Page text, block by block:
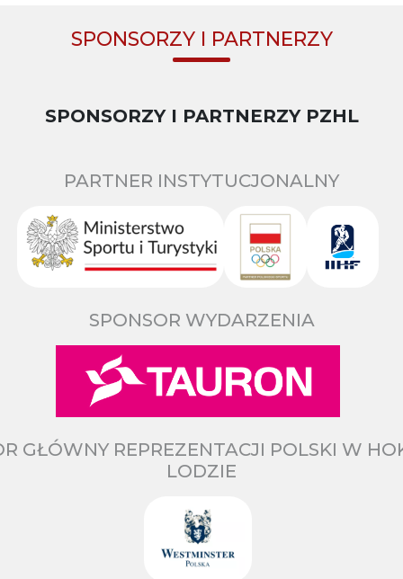
SPONSORZY I PARTNERZY
SPONSORZY I PARTNERZY PZHL
PARTNER INSTYTUCJONALNY
SPONSOR WYDARZENIA
GŁÓWNY REPREZENTACJI POLSKI W
LODZIE